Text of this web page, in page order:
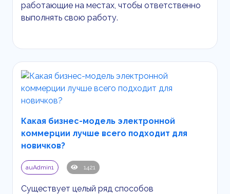
работающие на местах, чтобы ответственно
выполнять свою работу.
Какая бизнес-модель электронной
коммерции лучше всего подходит для
новичков?
auAdmin1 1421
Существует целый ряд способов